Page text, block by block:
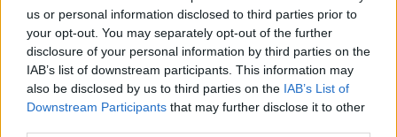
us or personal information disclosed to third parties prior to
your opt-out. You may separately opt-out of the further
disclosure of your personal information by third parties on the
IAB’s list of downstream participants. This information may
also be disclosed by us to third parties on the IAB’s List of
Downstream Participants that may further disclose it to other
Triebwerks-/Motorteilen